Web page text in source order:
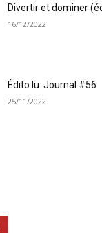
Divertir et dominer
16/12/2022
Édito lu: Journal #56
25/11/2022